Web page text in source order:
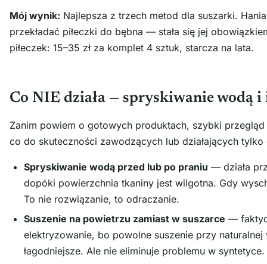
Mój wynik: Najlepsza z trzech metod dla suszarki.
przekładać piłeczki do bębna — stała się jej
piłeczek: 15–35 zł za komplet 4 sztuk, starcza na lata.
Co NIE działa — spryskiwanie wodą
Zanim powiem o gotowych produktach, szybki
co do skuteczności zawodzących lub działających
Spryskiwanie wodą przed lub po praniu — działa
dopóki powierzchnia tkaniny jest wilgotna. Gdy
To nie rozwiązanie, to odraczanie.
Suszenie na powietrzu zamiast w suszarce —
elektryzowanie, bo powolne suszenie przy
łagodniejsze. Ale nie eliminuje problemu w syntetyce.